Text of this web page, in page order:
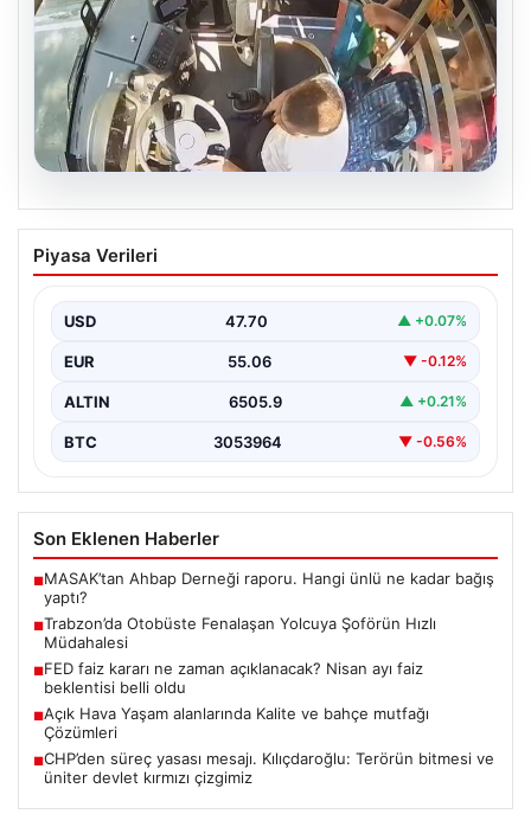
Trabzon’da Otobüste Fenalaşan
Yolcuya Şoförün Hızlı Müdahalesi
yaşındaki yolcu Hasan Öner’in hayatı, şoför Sinan
Erdoğan’ın…
Piyasa Verileri
USD 47.70 ▲ +0.07%
EUR 55.06 ▼ -0.12%
ALTIN 6505.9 ▲ +0.21%
BTC 3053964 ▼ -0.56%
Son Eklenen Haberler
■MASAK’tan Ahbap Derneği raporu. Hangi ünlü ne kadar bağış
yaptı?
■Trabzon’da Otobüste Fenalaşan Yolcuya Şoförün Hızlı
Müdahalesi
■FED faiz kararı ne zaman açıklanacak? Nisan ayı faiz
beklentisi belli oldu
■Açık Hava Yaşam alanlarında Kalite ve bahçe mutfağı
Çözümleri
■CHP’den süreç yasası mesajı. Kılıçdaroğlu: Terörün bitmesi ve
üniter devlet kırmızı çizgimiz